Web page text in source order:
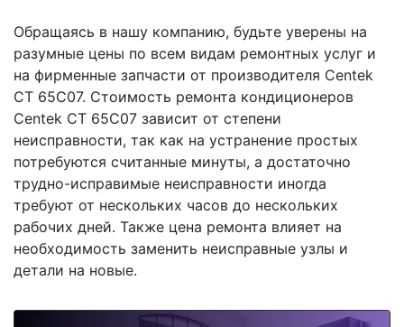
Обращаясь в нашу компанию, будьте уверены на
разумные цены по всем видам ремонтных услуг и
на фирменные запчасти от производителя Centek
CT 65C07. Стоимость ремонта кондиционеров
Centek CT 65C07 зависит от степени
неисправности, так как на устранение простых
потребуются считанные минуты, а достаточно
трудно-исправимые неисправности иногда
требуют от нескольких часов до нескольких
рабочих дней. Также цена ремонта влияет на
необходимость заменить неисправные узлы и
детали на новые.